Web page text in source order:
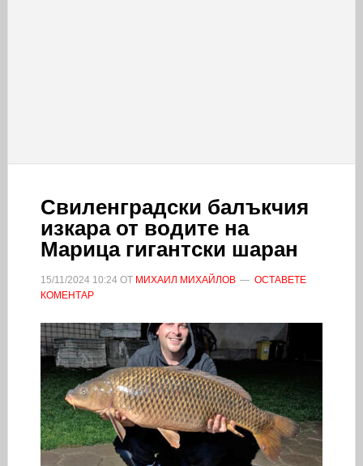
Свиленградски балъкчия
изкара от водите на
Марица гигантски шаран
15/11/2024 10:24ОТ МИХАИЛ МИХАЙЛОВ
ОСТАВЕТЕ
КОМЕНТАР